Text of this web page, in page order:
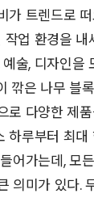
가 트렌드로
업 환경을 내
술, 디자인을
깎은 나무 블
로 다양한 제
하루부터 최대
어가는데, 모
의미가 있다.